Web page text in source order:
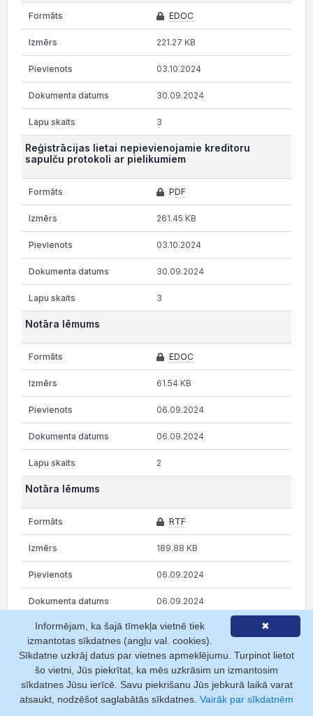
EDOC
221.27 KB
03.10.2024
30.09.2024
3
Reģistrācijas lietai nepievienojamie kreditoru
sapulču protokoli ar pielikumiem
PDF
261.45 KB
03.10.2024
30.09.2024
3
Notāra lēmums
EDOC
61.54 KB
06.09.2024
06.09.2024
2
Notāra lēmums
RTF
189.88 KB
06.09.2024
06.09.2024
2
Rāda 1 no 10 lapām
iepriekšējā 1 2 3 4 5 … 10
✖
Informējam, ka šajā tīmekļa vietnē tiek
izmantotas sīkdatnes (angļu val. cookies).
Sīkdatne uzkrāj datus par vietnes apmeklējumu. Turpinot lietot
šo vietni, Jūs piekrītat, ka mēs uzkrāsim un izmantosim
sīkdatnes Jūsu ierīcē. Savu piekrišanu Jūs jebkurā laikā varat
atsaukt, nodzēšot saglabātās sīkdatnes. Vairāk par sīkdatnēm